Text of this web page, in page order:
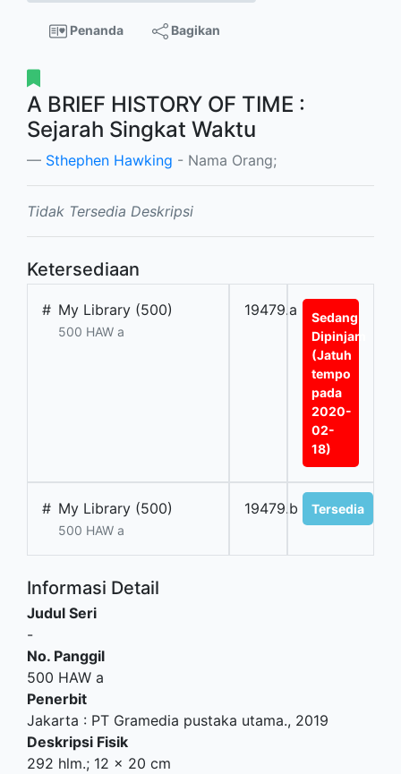
Penanda Bagikan
A BRIEF HISTORY OF TIME :
Sejarah Singkat Waktu
Sthephen Hawking - Nama Orang;
Tidak Tersedia Deskripsi
Ketersediaan
# My Library (500)
500 HAW a
19479.a
Sedang
Dipinjam
(Jatuh
tempo
pada
2020-
02-
18)
# My Library (500)
500 HAW a
19479.b Tersedia
Informasi Detail
Judul Seri
-
No. Panggil
500 HAW a
Penerbit
Jakarta : PT Gramedia pustaka utama., 2019
Deskripsi Fisik
292 hlm.; 12 x 20 cm